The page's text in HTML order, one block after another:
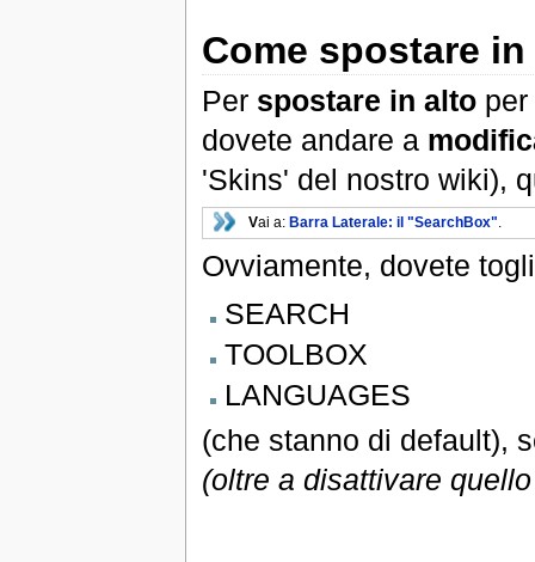
Come spostare
Per spostare in altoper
dovete andare a
'Skins' del nostro wiki),
Vai a: Barra Laterale: il "SearchBox".
Ovviamente, dovete
SEARCH
TOOLBOX
LANGUAGES
(che stanno di default),
(oltre a disattivare